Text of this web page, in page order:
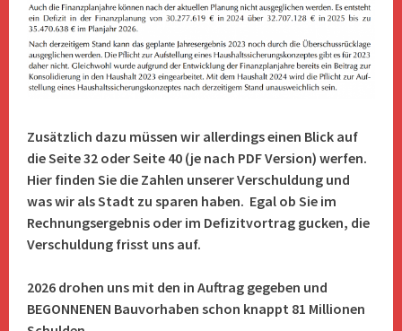
Zusätzlich dazu müssen wir allerdings einen Blick auf
die Seite 32 oder Seite 40 (je nach PDF Version) werfen.
Hier finden Sie die Zahlen unserer Verschuldung und
was wir als Stadt zu sparen haben. Egal ob Sie im
Rechnungsergebnis oder im Defizitvortrag gucken, die
Verschuldung frisst uns auf.
2026 drohen uns mit den in Auftrag gegeben und
BEGONNENEN Bauvorhaben schon knappt 81 Millionen